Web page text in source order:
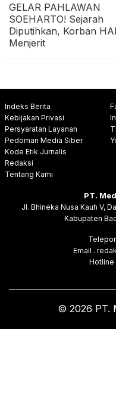
GELAR PAHLAWAN
SOEHARTO! Sejarah
Diputihkan, Korban
Menjerit
Indeks Berita
Kebijakan Privasi
Persyaratan Layanan
Pedoman Media Siber
Kode Etik Jurnalis
Redaksi
Tentang Kami
PT.
Jl. Bhineka Nusa Kauh V,
Kabupaten
Email .
Hotline
© 2026 PT.